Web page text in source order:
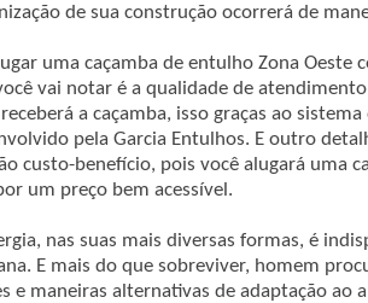
de sua construção ocorrerá de
uma caçamba de entulho Zona Oeste
vai notar é a qualidade de
a caçamba, isso graças ao
pela Garcia Entulhos. E outro
custo-benefício, pois você alugará uma
um preço bem acessível.
nas suas mais diversas formas, é
E mais do que sobreviver, homem
e maneiras alternativas de adaptação ao